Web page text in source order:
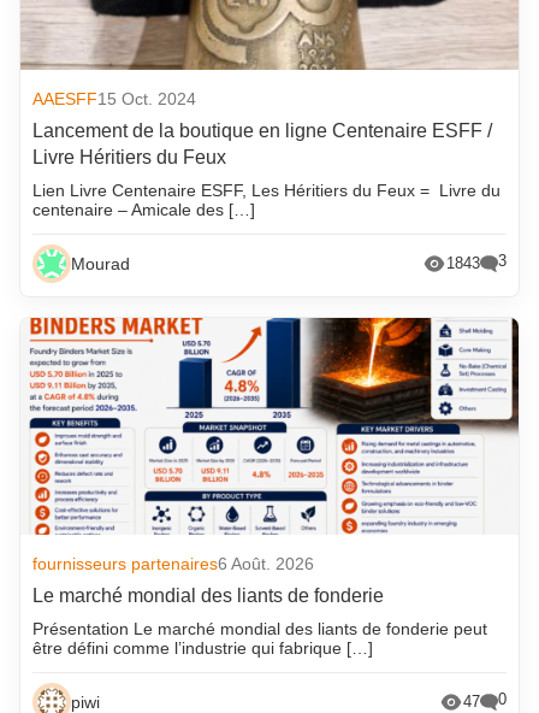
AAESFF15 Oct. 2024
Lancement de la boutique en ligne Centenaire ESFF /
Livre Héritiers du Feux
Lien Livre Centenaire ESFF, Les Héritiers du Feux = Livre du
centenaire – Amicale des […]
Mourad 1843 3
fournisseurs partenaires6 Août. 2026
Le marché mondial des liants de fonderie
Présentation Le marché mondial des liants de fonderie peut
être défini comme l’industrie qui fabrique […]
piwi 47 0